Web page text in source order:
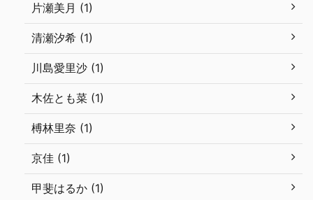
片瀬美月 (1)
清瀬汐希 (1)
川島愛里沙 (1)
木佐とも菜 (1)
榑林里奈 (1)
京佳 (1)
甲斐はるか (1)